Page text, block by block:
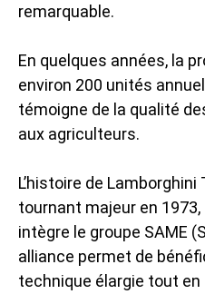
remarquable.
En quelques années, la
environ 200 unités
témoigne de la qualité
aux agriculteurs.
L’histoire de
tournant majeur en 1973,
intègre le groupe SAME
alliance permet de
technique élargie tout